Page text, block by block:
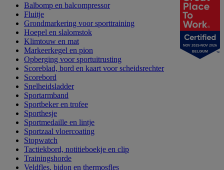
Balbomp en balcompressor
Fluitje
Grondmarkering voor sporttraining
Hoepel en slalomstok
Klimtouw en mat
Markeerkegel en pion
Opberging voor sportuitrusting
Scoreblad, bord en kaart voor scheidsrechter
Scorebord
Snelheidsladder
Sportarmband
Sportbeker en trofee
Sporthesje
Sportmedaille en lintje
Sportzaal vloercoating
Stopwatch
Tactiekbord, notitieboekje en clip
Trainingshorde
Veldfles, bidon en thermosfles
NOV 2025-NOV 2026
BELGIUM